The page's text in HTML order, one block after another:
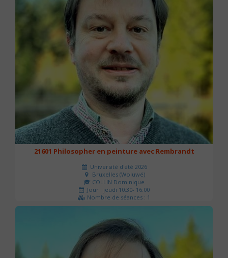
21601 Philosopher en peinture avec Rembrandt
Université d'été 2026
Bruxelles (Woluwé)
COLLIN Dominique
Jour : jeudi 10:30- 16:00
Nombre de séances : 1
40 €